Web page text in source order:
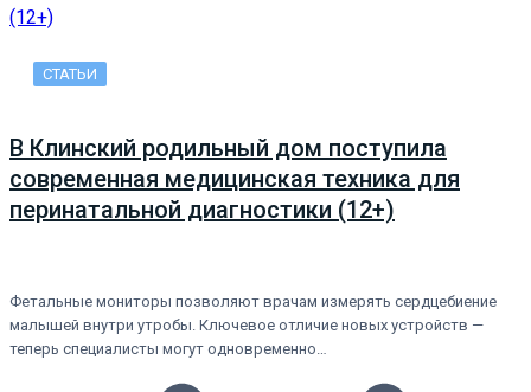
СТАТЬИ
В Клинский родильный дом поступила
современная медицинская техника для
перинатальной диагностики (12+)
Фетальные мониторы позволяют врачам измерять сердцебиение
малышей внутри утробы. Ключевое отличие новых устройств —
теперь специалисты могут одновременно…